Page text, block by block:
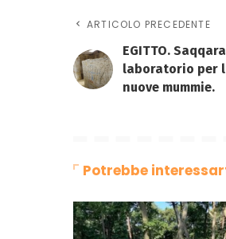
ARTICOLO PRECEDENTE
EGITTO.
laboratorio per
nuove mummie.
Potrebbe